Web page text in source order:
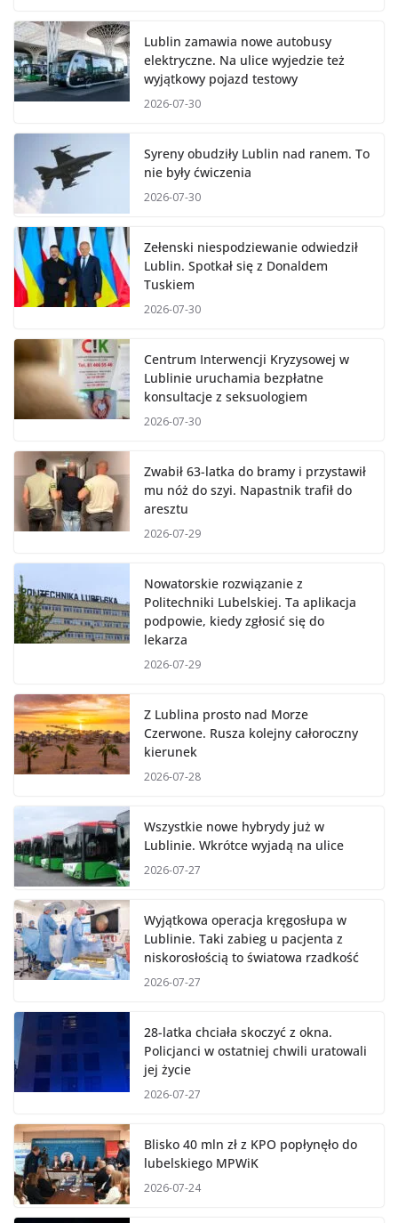
Lublin zamawia nowe autobusy
elektryczne. Na ulice wyjedzie też
wyjątkowy pojazd testowy
2026-07-30
Syreny obudziły Lublin nad ranem. To
nie były ćwiczenia
2026-07-30
Zełenski niespodziewanie odwiedził
Lublin. Spotkał się z Donaldem
Tuskiem
2026-07-30
Centrum Interwencji Kryzysowej w
Lublinie uruchamia bezpłatne
konsultacje z seksuologiem
2026-07-30
Zwabił 63-latka do bramy i przystawił
mu nóż do szyi. Napastnik trafił do
aresztu
2026-07-29
Nowatorskie rozwiązanie z
Politechniki Lubelskiej. Ta aplikacja
podpowie, kiedy zgłosić się do
lekarza
2026-07-29
Z Lublina prosto nad Morze
Czerwone. Rusza kolejny całoroczny
kierunek
2026-07-28
Wszystkie nowe hybrydy już w
Lublinie. Wkrótce wyjadą na ulice
2026-07-27
Wyjątkowa operacja kręgosłupa w
Lublinie. Taki zabieg u pacjenta z
niskorosłością to światowa rzadkość
2026-07-27
28-latka chciała skoczyć z okna.
Policjanci w ostatniej chwili uratowali
jej życie
2026-07-27
Blisko 40 mln zł z KPO popłynęło do
lubelskiego MPWiK
2026-07-24